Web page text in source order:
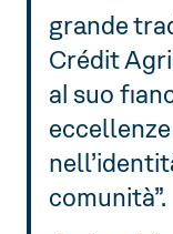
grande
Crédit
al suo
comunità”.